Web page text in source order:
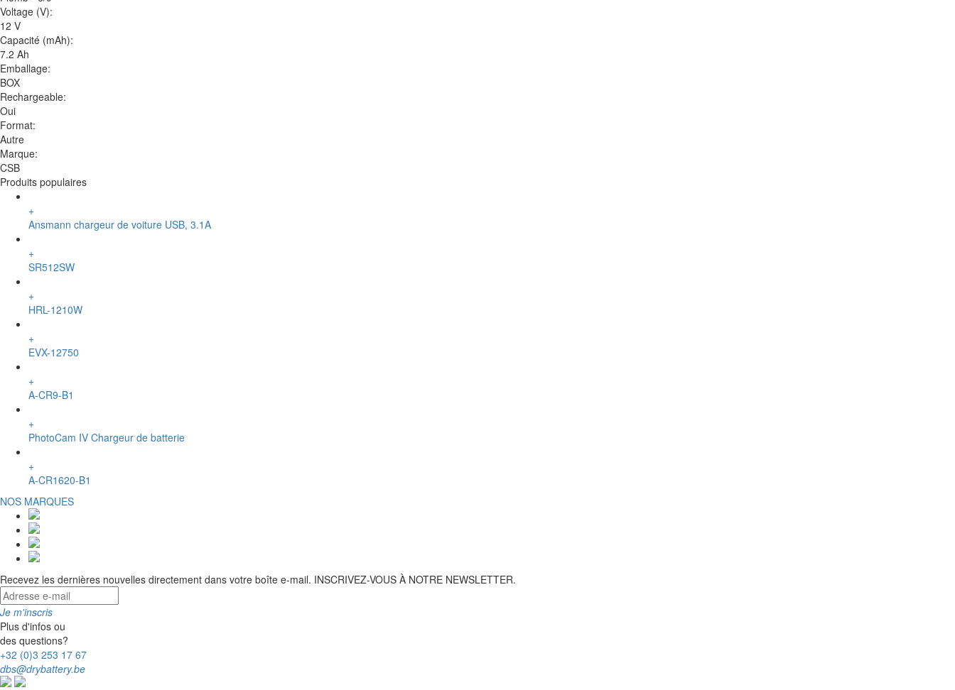
Voltage (V):
12 V
Capacité (mAh):
7.2 Ah
Emballage:
BOX
Rechargeable:
Oui
Format:
Autre
Marque:
CSB
Produits populaires
+
Ansmann chargeur de voiture USB, 3.1A
+
SR512SW
+
HRL-1210W
+
EVX-12750
+
A-CR9-B1
+
PhotoCam IV Chargeur de batterie
+
A-CR1620-B1
NOS MARQUES
Recevez les dernières nouvelles directement dans votre boîte e-mail. INSCRIVEZ-VOUS À NOTRE NEWSLETTER.
Je m'inscris
Plus d'infos ou
des questions?
+32 (0)3 253 17 67
dbs@drybattery.be